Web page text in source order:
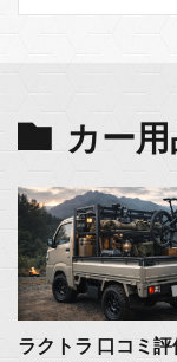
カー
ラクトラ 口コミ評